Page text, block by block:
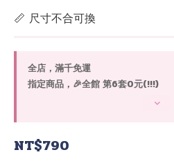
📏 尺寸不合可換
全店，滿千免運
指定商品，🎉全館 第6套0元(!!!)
NT$790